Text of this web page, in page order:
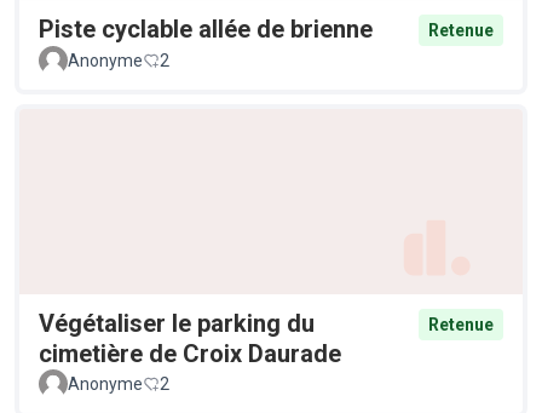
Piste cyclable allée de brienne
Retenue
Anonyme
2
Végétaliser le parking du
cimetière de Croix Daurade
Retenue
Anonyme 2